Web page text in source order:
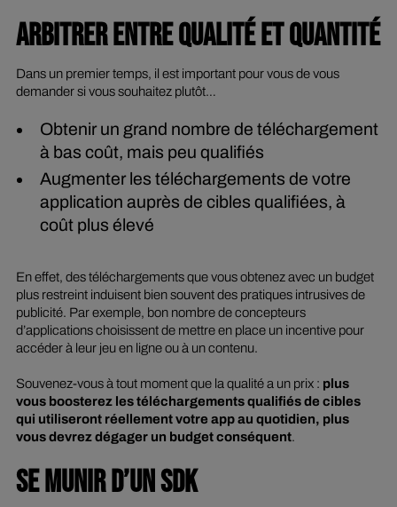
ARBITRER ENTRE QUALITÉ ET QUANTITÉ
Dans un premier temps, il est important pour vous de vous
demander si vous souhaitez plutôt…
Obtenir un grand nombre de téléchargement
à bas coût, mais peu qualifiés
Augmenter les téléchargements de votre
application auprès de cibles qualifiées, à
coût plus élevé
En effet, des téléchargements que vous obtenez avec un budget
plus restreint induisent bien souvent des pratiques intrusives de
publicité. Par exemple, bon nombre de concepteurs
d’applications choisissent de mettre en place un incentivepour
accéder à leur jeu en ligne ou à un contenu.
Souvenez-vous à tout moment que la qualité a un prix : plus
vous boosterez les téléchargements qualifiés de cibles
qui utiliseront réellement votre app au quotidien, plus
vous devrez dégager un budget conséquent.
SE MUNIR D’UN SDK